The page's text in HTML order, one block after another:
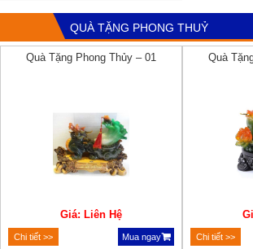
QUÀ TẶNG PHONG THUỶ
Quà Tặng Phong Thủy – 01
Giá: Liên Hệ
Chi tiết >> Mua ngay
Quà
Chi tiết >>